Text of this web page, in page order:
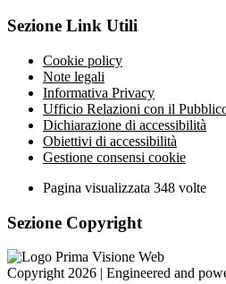
Sezione Link Utili
Cookie policy
Note legali
Informativa Privacy
Ufficio Relazioni con il
Dichiarazione di accessibilità
Obiettivi di accessibilità
Gestione consensi cookie
Pagina visualizzata 348 volte
Sezione Copyright
Copyright 2026 | Engineered and